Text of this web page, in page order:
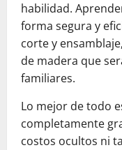
habilidad.
forma segura y
corte y
de madera que
familiares.
Lo mejor de todo
completamente
costos ocultos ni